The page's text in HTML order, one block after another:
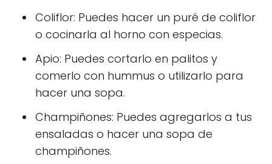
Coliflor: Puedes hacer un puré de coliflor
o cocinarla al horno con especias.
Apio: Puedes cortarlo en palitos y
comerlo con hummus o utilizarlo para
hacer una sopa.
Champiñones: Puedes agregarlos a tus
ensaladas o hacer una sopa de
champiñones.